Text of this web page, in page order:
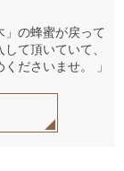
」の蜂蜜が戻って
て頂いていて、
ださいませ。 」